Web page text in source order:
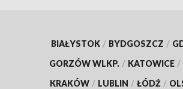
BIAŁYSTOK / BYDGOSZCZ /
GORZÓW WLKP. / KATOWICE /
KRAKÓW / LUBLIN / ŁÓDŹ /